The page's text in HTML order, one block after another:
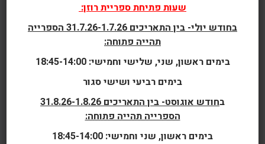
שעות פתיחת ספריית רוזן:
בחודש יולי- בין התאריכים 31.7.26-1.7.26 הספרייה
תהייה פתוחה:
בימים ראשון, שני, שלישי וחמישי: 18:45-14:00
בימים רביעי ושישי סגור
ב
חודש אוגוסט- בין התאריכים 31.8.26-1.8.26
הספרייה תהייה פתוחה:
בימים ראשון, שני וחמישי: 18:45-14:00